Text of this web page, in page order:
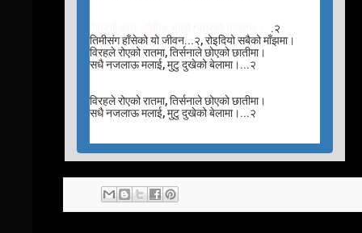
.२
तिमीसंग हाँसेको यो जीवन...२, रोइदियो सबैको माँझमा।
विरहले रोएको रातमा, तिर्सनाले छोएको छातीमा।
सधै नजलाऊ मलाई, मुटु दुखेको बेलामा।...२
विरहले रोएको रातमा, तिर्सनाले छोएको छातीमा।
सधै नजलाऊ मलाई, मुटु दुखेको बेलामा।...२